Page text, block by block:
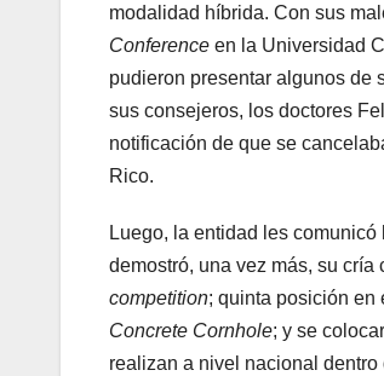
modalidad híbrida. Con sus
Conference en la Universidad
pudieron presentar algunos de
sus consejeros, los doctores
notificación de que se
Rico.
Luego, la entidad les
demostró, una vez más, su
competition; quinta posición en
Concrete Cornhole; y se
realizan a nivel nacional